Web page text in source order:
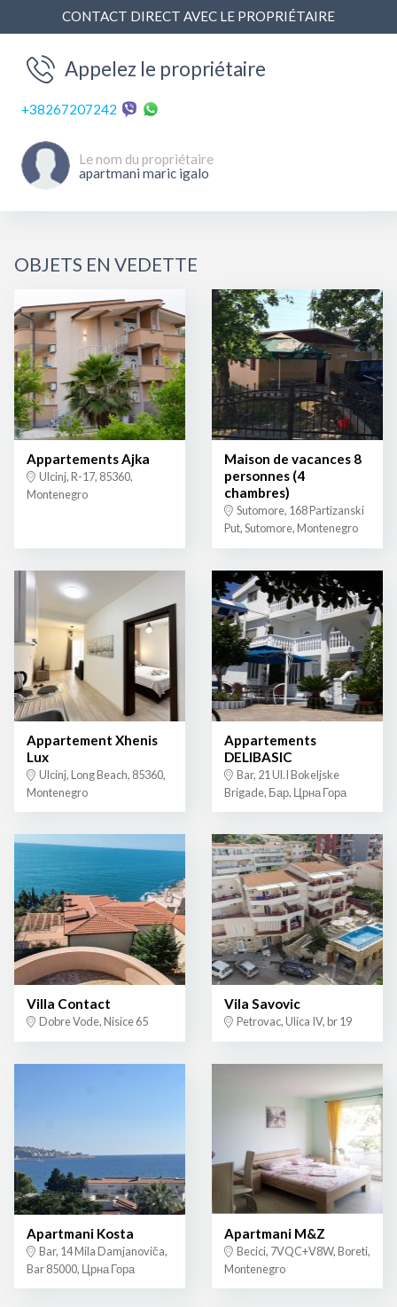
CONTACT DIRECT AVEC LE PROPRIÉTAIRE
Appelez le propriétaire
+38267207242
Le nom du propriétaire
apartmani maric igalo
OBJETS EN VEDETTE
Appartements Ajka
Ulcinj, R-17, 85360,
Montenegro
Maison de vacances 8
personnes (4
chambres)
Sutomore, 168 Partizanski
Put, Sutomore, Montenegro
Appartement Xhenis
Lux
Ulcinj, Long Beach, 85360,
Montenegro
Appartements
DELIBASIC
Bar, 21 Ul.I Bokeljske
Brigade, Бар, Црна Гора
Villa Contact
Dobre Vode, Nisice 65
Vila Savovic
Petrovac, Ulica IV, br 19
Apartmani Kosta
Bar, 14 Mila Damjanoviča,
Bar 85000, Црна Гора
Apartmani M&Z
Becici, 7VQC+V8W, Boreti,
Montenegro